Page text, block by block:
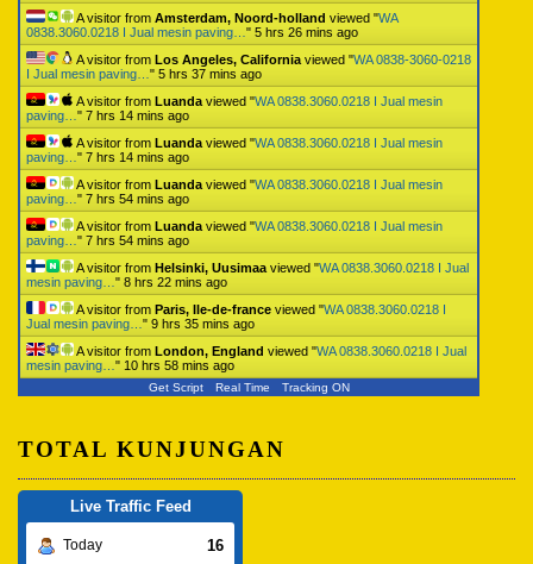
A visitor from Amsterdam, Noord-holland viewed "WA
0838.3060.0218 I Jual mesin paving… " 5 hrs 26 mins ago
A visitor from Los Angeles, California viewed "WA 0838-3060-0218
I Jual mesin paving… " 5 hrs 37 mins ago
A visitor from Luanda viewed "WA 0838.3060.0218 I Jual mesin
paving… " 7 hrs 14 mins ago
A visitor from Luanda viewed "WA 0838.3060.0218 I Jual mesin
paving… " 7 hrs 14 mins ago
A visitor from Luanda viewed "WA 0838.3060.0218 I Jual mesin
paving… " 7 hrs 54 mins ago
A visitor from Luanda viewed "WA 0838.3060.0218 I Jual mesin
paving… " 7 hrs 54 mins ago
A visitor from Helsinki, Uusimaa viewed "WA 0838.3060.0218 I Jual
mesin paving… " 8 hrs 22 mins ago
A visitor from Paris, Ile-de-france viewed "WA 0838.3060.0218 I
Jual mesin paving… " 9 hrs 35 mins ago
A visitor from London, England viewed "WA 0838.3060.0218 I Jual
mesin paving… " 10 hrs 58 mins ago
Get Script Real Time Tracking ON
TOTAL KUNJUNGAN
Live Traffic Feed
Today 16